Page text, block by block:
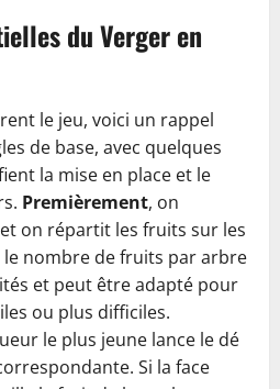
du Verger en
le jeu, voici un rappel
de base, avec quelques
la mise en place et le
Premièrement, on
on répartit les fruits sur les
nombre de fruits par arbre
et peut être adapté pour
ou plus difficiles.
le plus jeune lance le dé
Si la face